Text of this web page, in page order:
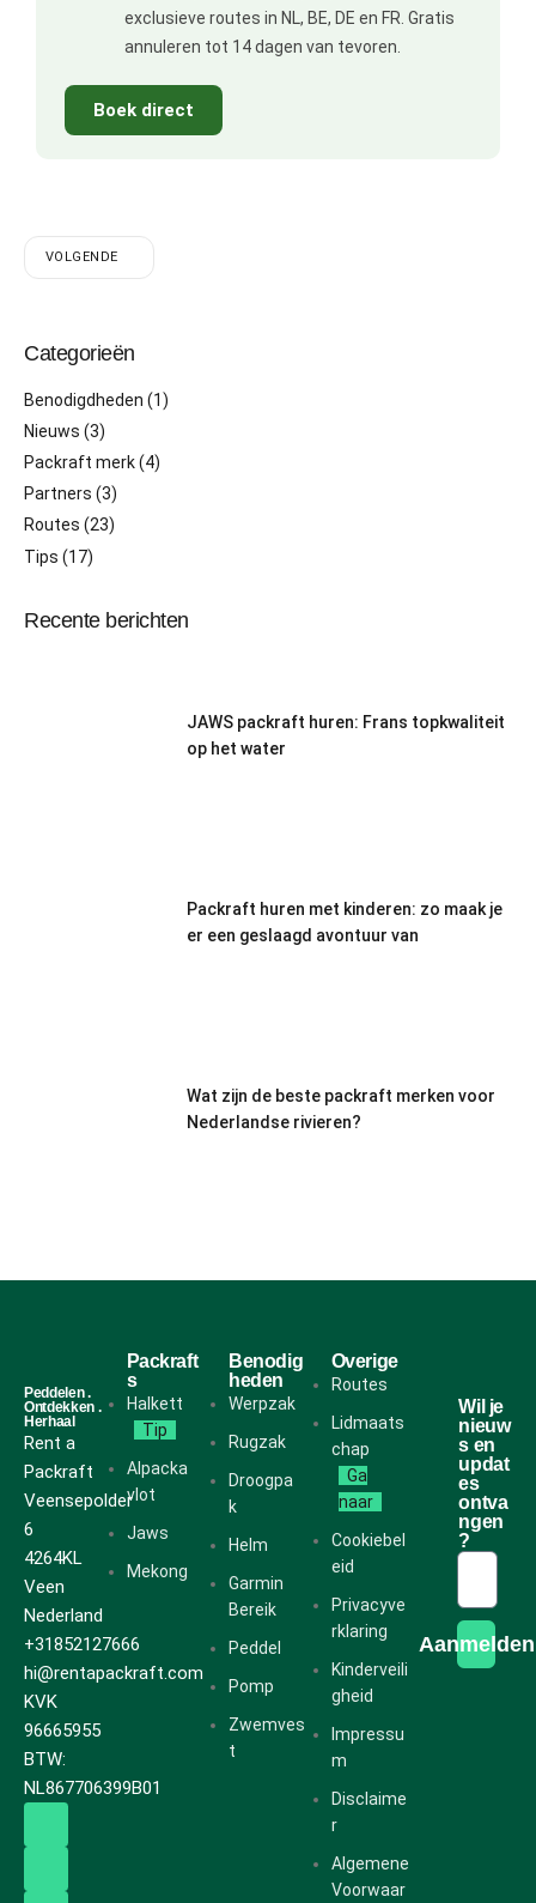
exclusieve routes in NL, BE, DE en FR. Gratis
annuleren tot 14 dagen van tevoren.
Boek direct
VOLGENDE
Categorieën
Benodigdheden (1)
Nieuws (3)
Packraft merk(4)
Partners (3)
Routes (23)
Tips (17)
Recente berichten
JAWS packraft huren: Frans topkwaliteit
op het water
Packraft huren met kinderen: zo maak je
er een geslaagd avontuur van
Wat zijn de beste packraft merken voor
Nederlandse rivieren?
Peddelen .
Ontdekken .
Herhaal
Rent a
Packraft
Veensepolder
6
4264KL
Veen
Nederland
+31852127666
hi@rentapackraft.com
KVK
96665955
BTW:
NL867706399B01
Packraft
s
Halkett
Tip
Alpacka
vlot
Jaws
Mekong
Benodig
heden
Werpzak
Rugzak
Droogpa
k
Helm
Garmin
Bereik
Peddel
Pomp
Zwemves
t
Overige
Routes
Lidmaats
chap
Ga
naar
Cookiebel
eid
Privacyve
rklaring
Kinderveili
gheid
Impressu
m
Disclaime
r
Algemene
Voorwaar
Wil je
nieuw
s en
updat
es
ontva
ngen
?
Aanmelden